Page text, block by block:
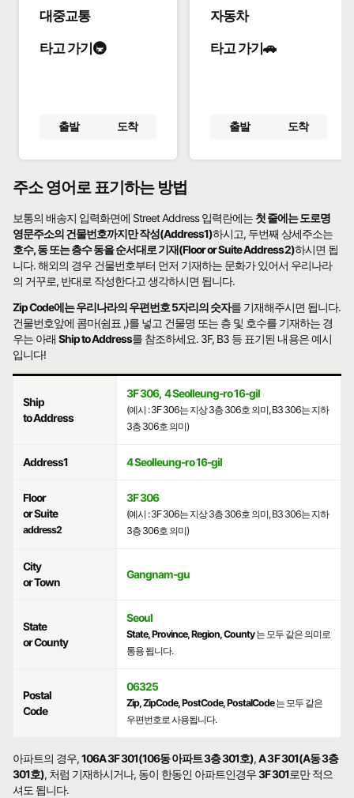
대중교통
타고 가기🚇
출발 도착
자동차
타고 가기🚗
출발 도착
주소 영어로 표기하는 방법
보통의 배송지 입력화면에 Street Address 입력란에는 첫 줄에는 도로명
영문주소의 건물번호까지만 작성(Address1)하시고, 두번째 상세주소는
호수, 동 또는 층수 동을 순서대로 기재(Floor or Suite Address2)하시면 됩
니다. 해외의 경우 건물번호부터 먼저 기재하는 문화가 있어서 우리나라
의 거꾸로, 반대로 작성한다고 생각하시면 됩니다.
Zip Code에는 우리나라의 우편번호 5자리의 숫자를 기재해주시면 됩니다.
건물번호앞에 콤마(쉼표 ,)를 넣고 건물명 또는 층 및 호수를 기재하는 경
우는 아래Ship to Address를 참조하세요. 3F, B3 등 표기된 내용은 예시
입니다!
Ship
to Address
3F 306, 4 Seolleung-ro 16-gil
(예시 : 3F 306는 지상 3층 306호 의미, B3 306는 지하
3층 306호 의미)
Address1 4 Seolleung-ro 16-gil
Floor
or Suite
address2
3F 306
(예시 : 3F 306는 지상 3층 306호 의미, B3 306는 지하
3층 306호 의미)
City
or Town
Gangnam-gu
State
or County
Seoul
State, Province, Region, County는 모두 같은 의미로
통용 됩니다.
Postal
Code
06325
Zip, ZipCode, PostCode, PostalCode는 모두 같은
우편번호로 사용됩니다.
아파트의 경우,106A 3F 301(106동 아파트 3층 301호),A 3F 301(A동 3층
301호), 처럼 기재하시거나, 동이 한동인 아파트인경우3F 301로만 적으
셔도 됩니다.